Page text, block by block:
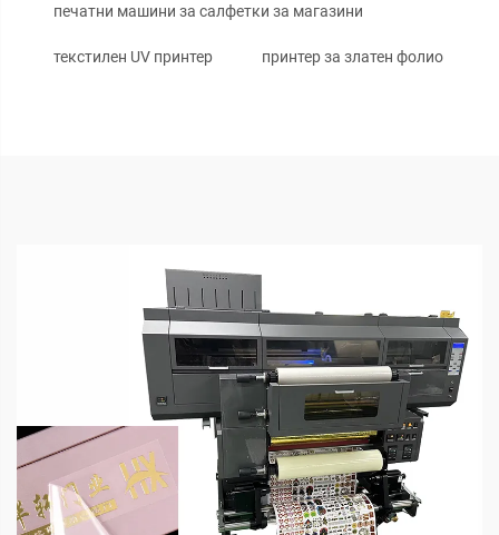
печатни машини за салфетки за магазини
текстилен UV принтер принтер за златен фолио